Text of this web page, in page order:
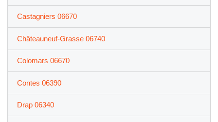
Castagniers 06670
Châteauneuf-Grasse 06740
Colomars 06670
Contes 06390
Drap 06340